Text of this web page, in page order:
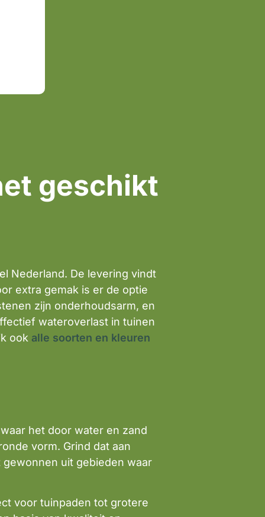
geschikt
Nederland. De levering vindt
extra gemak is er de optie
zijn onderhoudsarm, en
wateroverlast in tuinen
ook alle soorten en kleuren
het door water en zand
vorm. Grind dat aan
uit gebieden waar
voor tuinpaden tot grotere